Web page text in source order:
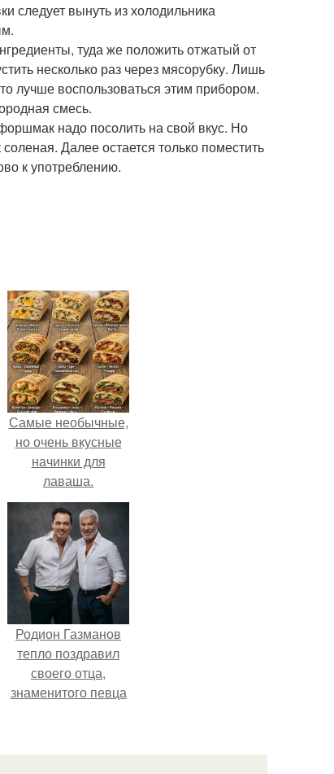
следует вынуть из холодильника
туда же положить отжатый от
несколько раз через мясорубку. Лишь
лучше воспользоваться этим прибором.
смесь.
надо посолить на свой вкус. Но
Далее остается только поместить
к употреблению.
Самые необычные,
но очень вкусные
начинки для
лаваша.
Родион Газманов
тепло поздравил
своего отца,
знаменитого певца
75-летием.